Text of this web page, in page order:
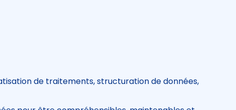
de traitements, structuration de données,